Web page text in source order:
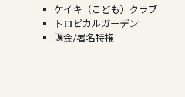
ケイキ（こども）クラブ
トロピカルガーデン
課金/署名特権